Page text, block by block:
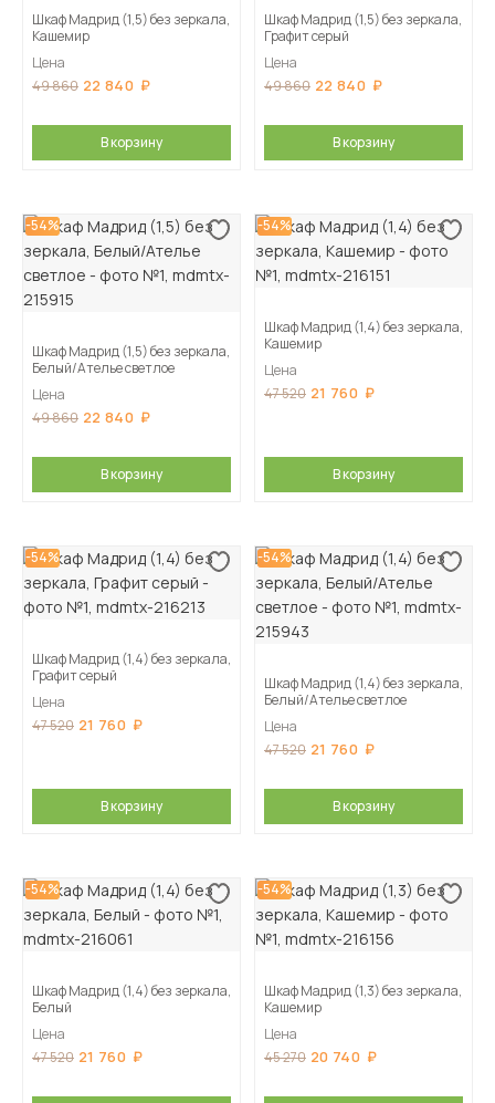
Шкаф Мадрид (1,5) без зеркала,
Кашемир
Цена
49 860 22 840
В корзину
Шкаф Мадрид (1,5) без зеркала,
Графит серый
Цена
49 860 22 840
В корзину
-54%
Шкаф Мадрид (1,5) без зеркала,
Белый/Ателье светлое
Цена
49 860 22 840
В корзину
-54%
Шкаф Мадрид (1,4) без зеркала,
Кашемир
Цена
47 520 21 760
В корзину
-54%
Шкаф Мадрид (1,4) без зеркала,
Графит серый
Цена
47 520 21 760
В корзину
-54%
Шкаф Мадрид (1,4) без зеркала,
Белый/Ателье светлое
Цена
47 520 21 760
В корзину
-54%
Шкаф Мадрид (1,4) без зеркала,
Белый
Цена
47 520 21 760
-54%
Шкаф Мадрид (1,3) без зеркала,
Кашемир
Цена
45 270 20 740